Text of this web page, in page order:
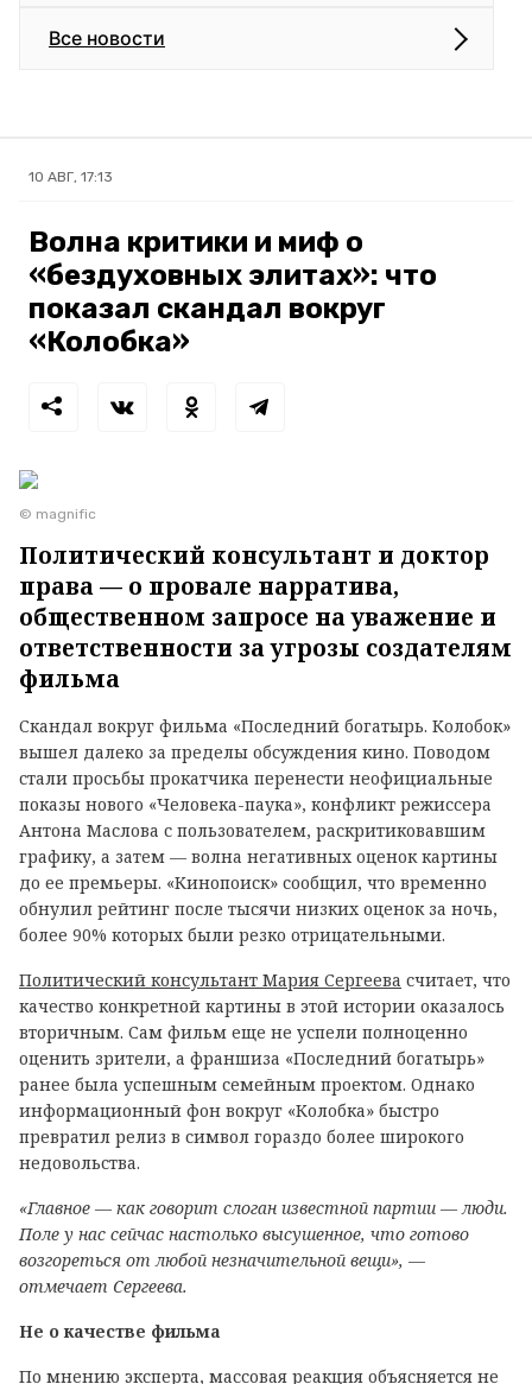
Все новости
10 АВГ, 17:13
Волна критики и миф о
«бездуховных элитах»: что
показал скандал вокруг
«Колобка»
© magnific
Политический консультант и доктор
права — о провале нарратива,
общественном запросе на уважение и
ответственности за угрозы создателям
фильма
Скандал вокруг фильма «Последний богатырь. Колобок»
вышел далеко за пределы обсуждения кино. Поводом
стали просьбы прокатчика перенести неофициальные
показы нового «Человека-паука», конфликт режиссера
Антона Маслова с пользователем, раскритиковавшим
графику, а затем — волна негативных оценок картины
до ее премьеры. «Кинопоиск» сообщил, что временно
обнулил рейтинг после тысячи низких оценок за ночь,
более 90% которых были резко отрицательными.
Политический консультант Мария Сергеева считает, что
качество конкретной картины в этой истории оказалось
вторичным. Сам фильм еще не успели полноценно
оценить зрители, а франшиза «Последний богатырь»
ранее была успешным семейным проектом. Однако
информационный фон вокруг «Колобка» быстро
превратил релиз в символ гораздо более широкого
недовольства.
«Главное — как говорит слоган известной партии — люди.
Поле у нас сейчас настолько высушенное, что готово
возгореться от любой незначительной вещи», —
отмечает Сергеева.
Не о качестве фильма
По мнению эксперта, массовая реакция объясняется не